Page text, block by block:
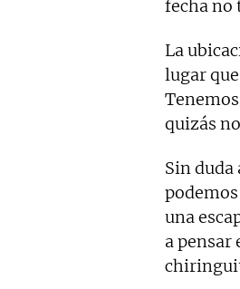
fecha no
La
lugar
quizás
Sin duda
una
a pensar